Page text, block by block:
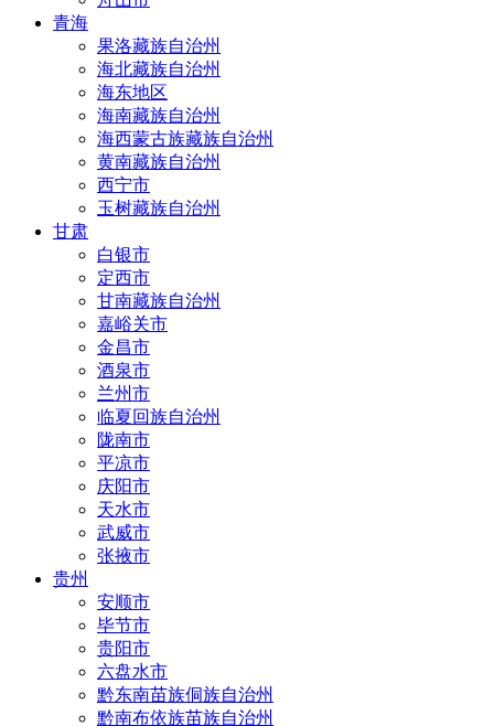
青海
果洛藏族自治州
海北藏族自治州
海东地区
海南藏族自治州
海西蒙古族藏族自治州
黄南藏族自治州
西宁市
玉树藏族自治州
甘肃
白银市
定西市
甘南藏族自治州
嘉峪关市
金昌市
酒泉市
兰州市
临夏回族自治州
陇南市
平凉市
庆阳市
天水市
武威市
张掖市
贵州
安顺市
毕节市
贵阳市
六盘水市
黔东南苗族侗族自治州
黔南布依族苗族自治州